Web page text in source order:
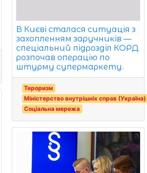
В Києві сталася ситуація з
захопленням заручників —
спеціальний підрозділ КОРД
розпочав операцію по
штурму супермаркету.
Тероризм
Міністерство внутрішніх справ (Україна)
Соціальна мережа